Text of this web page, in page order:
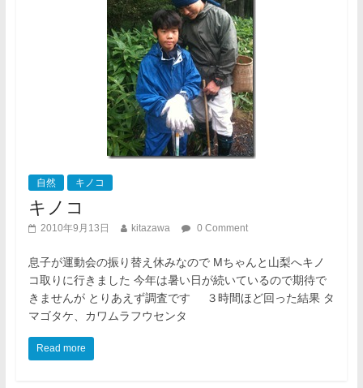
自然 キノコ
キノコ
2010年9月13日 kitazawa 0 Comment
息子が運動会の振り替え休みなので Mちゃんと山梨へキノ
コ取りに行きました 今年は暑い日が続いているので期待で
きませんが とりあえず調査です ３時間ほど回った結果 タ
マゴタケ、カワムラフウセンタ
Read more